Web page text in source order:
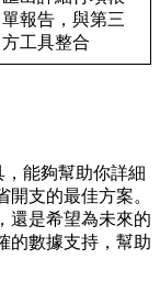
單報告，與第三
方工具整合
能夠幫助你詳細
支的最佳方案。
還是希望為未來的
的數據支持，幫助